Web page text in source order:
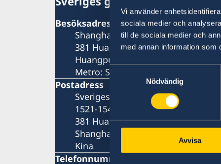
Vi använder
sociala medier och
till de sociala medier och
med annan information som
Samtyckesval
Nödvändig
Avvisa
Besöksadress
Shanghai Central Plaza, våning 15
381 Huaihai Road (Middle)
Huangpu, Shanghai
Metro: South Huangpi Road
Postadress
Sveriges generalkonsulat i Shanghai
1521-1541 Shanghai Central Plaza
381 Huaihai Road (Middle)
Shanghai 200020
Kina
Telefonnummer